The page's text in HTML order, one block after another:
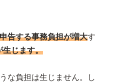
告する事務負担が増大す
生じます。
な負担は生じません。し